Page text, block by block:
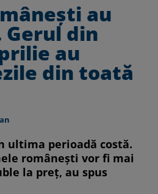
au
din
au
din toată
ultima perioadă costă.
românești vor fi mai
la preț, au spus